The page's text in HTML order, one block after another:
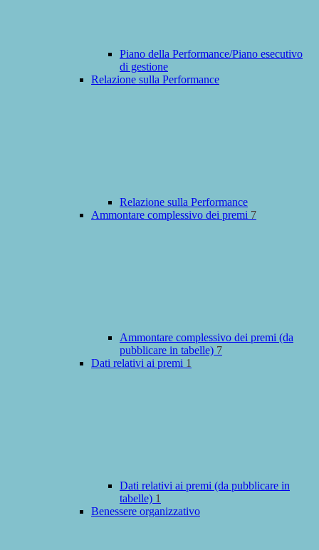
Piano della Performance/Piano esecutivo
di gestione
Relazione sulla Performance
Relazione sulla Performance
Ammontare complessivo dei premi 7
Ammontare complessivo dei premi (da
pubblicare in tabelle) 7
Dati relativi ai premi 1
Dati relativi ai premi (da pubblicare in
tabelle) 1
Benessere organizzativo